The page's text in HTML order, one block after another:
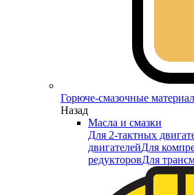
Горюче-смазочные
Назад
Масла и смазки
Для 2-тактных
двигателейДля
редукторовДля